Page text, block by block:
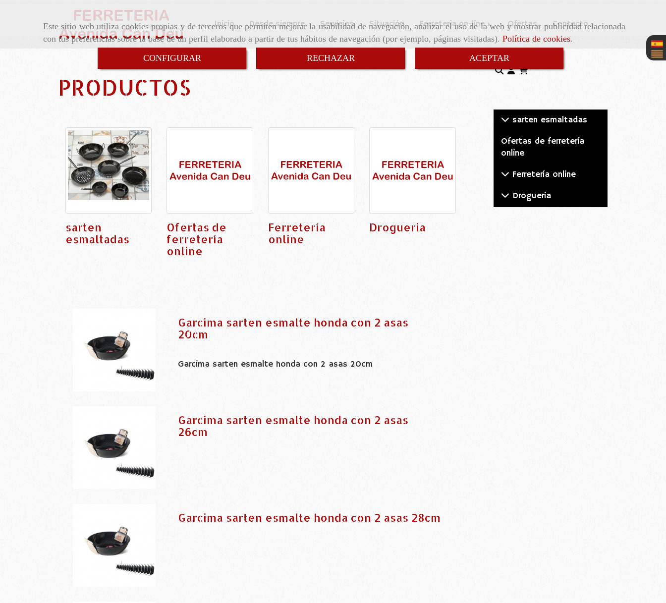
Este sitio web utiliza cookies propias y de terceros que permiten mejorar la usabilidad de navegación, analizar el uso de la web y mostrar publicidad relacionada
con tus preferencias sobre la base de un perfil elaborado a partir de tus hábitos de navegación (por ejemplo, páginas visitadas). Política de cookies.
CONFIGURAR
RECHAZAR ACEPTAR
Inicio Desde siempre Servicios Situación Ferretería on-line Ofertas Contacto
PRODUCTOS
sarten
esmaltadas
Ofertas de
ferretería
online
Ferretería
online
Drogueria
Garcima sarten esmalte honda con 2 asas
20cm
Garcima sarten esmalte honda con 2 asas 20cm
Garcima sarten esmalte honda con 2 asas
26cm
Garcima sarten esmalte honda con 2 asas 28cm
sarten esmaltadas
Ofertas de ferretería
online
Ferretería online
Drogueria